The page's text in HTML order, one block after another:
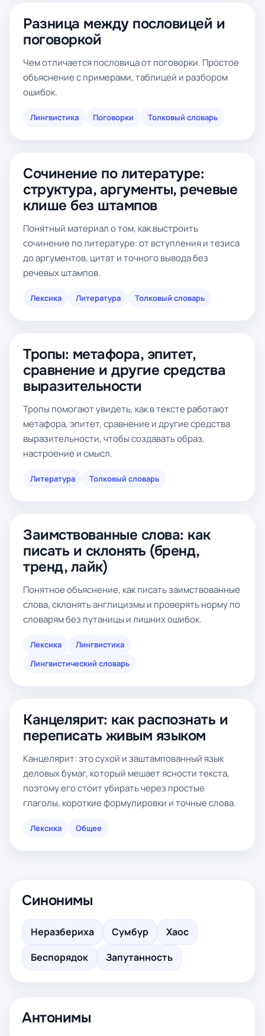
Разница между пословицей и
поговоркой
Чем отличается пословица от поговорки. Простое
объяснение с примерами, таблицей и разбором
ошибок.
Лингвистика Поговорки Толковый словарь
Сочинение по литературе:
структура, аргументы, речевые
клише без штампов
Понятный материал о том, как выстроить
сочинение по литературе: от вступления и тезиса
до аргументов, цитат и точного вывода без
речевых штампов.
Лексика Литература Толковый словарь
Тропы: метафора, эпитет,
сравнение и другие средства
выразительности
Тропы помогают увидеть, как в тексте работают
метафора, эпитет, сравнение и другие средства
выразительности, чтобы создавать образ,
настроение и смысл.
Литература Толковый словарь
Заимствованные слова: как
писать и склонять (бренд,
тренд, лайк)
Понятное объяснение, как писать заимствованные
слова, склонять англицизмы и проверять норму по
словарям без путаницы и лишних ошибок.
Лексика
Лингвистика
Лингвистический словарь
Канцелярит: как распознать и
переписать живым языком
Канцелярит: это сухой и заштампованный язык
деловых бумаг, который мешает ясности текста,
поэтому его стоит убирать через простые
глаголы, короткие формулировки и точные слова.
Лексика Общее
Синонимы
Неразбериха Сумбур
Хаос
Беспорядок
Запутанность
Антонимы